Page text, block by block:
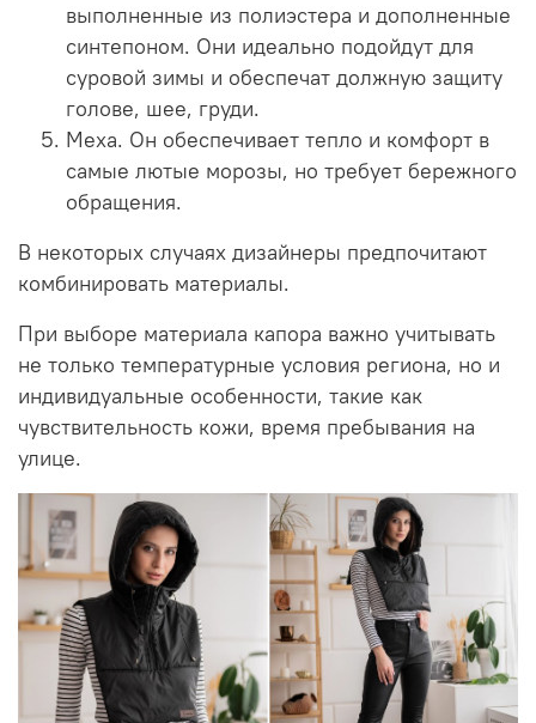
выполненные из полиэстера и дополненные
синтепоном. Они идеально подойдут для
суровой зимы и обеспечат должную защиту
голове, шее, груди.
Меха. Он обеспечивает тепло и комфорт в
самые лютые морозы, но требует бережного
обращения.
В некоторых случаях дизайнеры предпочитают
комбинировать материалы.
При выборе материала капора важно учитывать
не только температурные условия региона, но и
индивидуальные особенности, такие как
чувствительность кожи, время пребывания на
улице.